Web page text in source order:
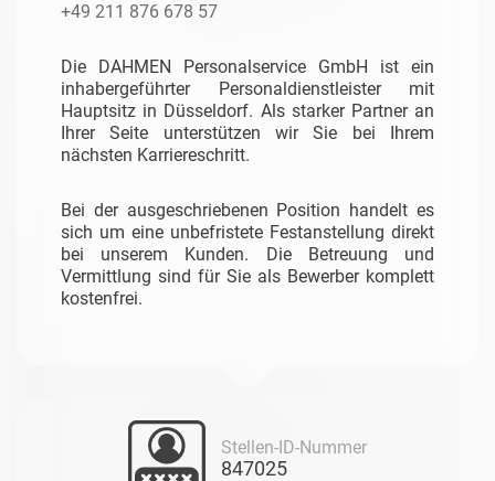
+49 211 876 678 57
Die DAHMEN Personalservice GmbH ist ein
inhabergeführter Personaldienstleister mit
Hauptsitz in Düsseldorf. Als starker Partner an
Ihrer Seite unterstützen wir Sie bei Ihrem
nächsten Karriereschritt.
Bei der ausgeschriebenen Position handelt es
sich um eine unbefristete Festanstellung direkt
bei unserem Kunden. Die Betreuung und
Vermittlung sind für Sie als Bewerber komplett
kostenfrei.
Stellen-ID-Nummer
847025